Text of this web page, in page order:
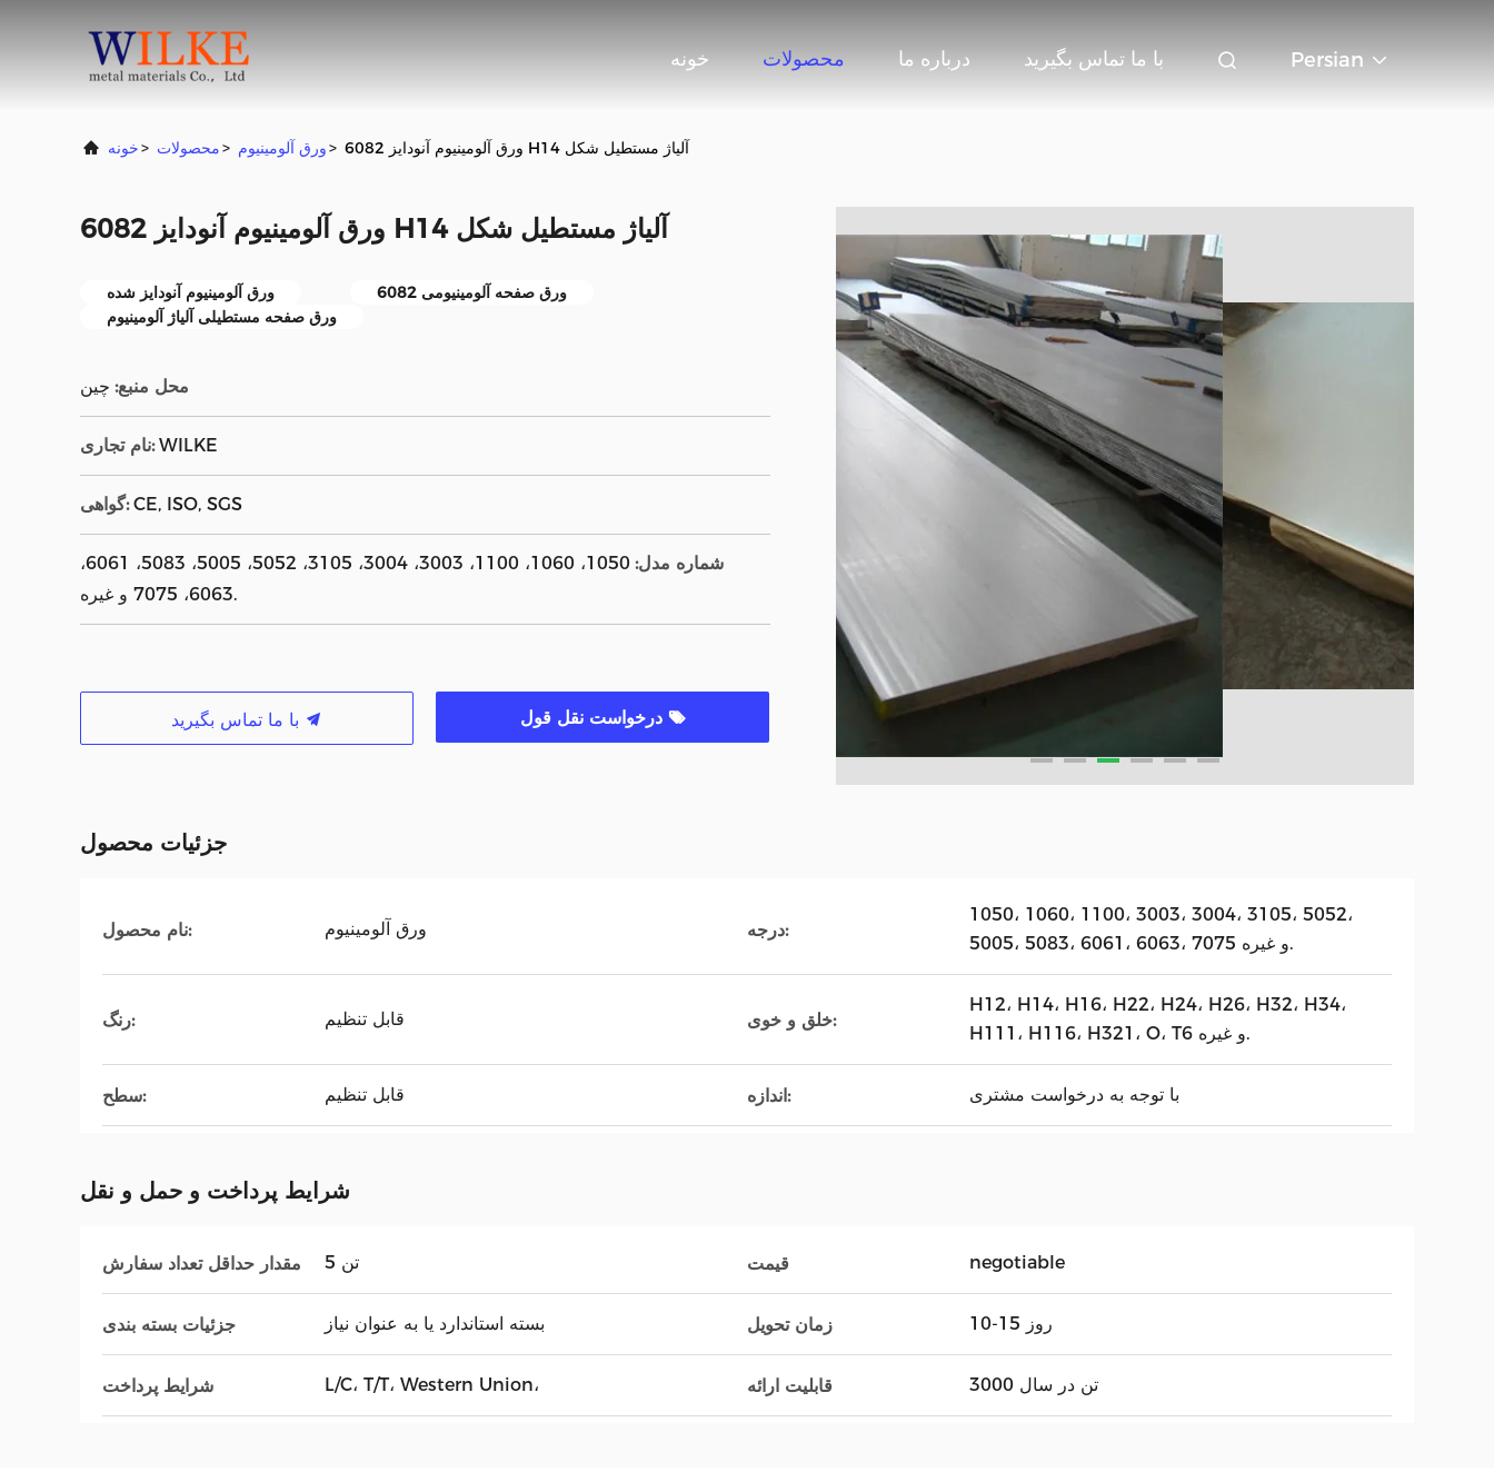
خونه محصولات درباره ما با ما تماس بگیرید Persian
خونه> محصولات> ورق آلومینیوم> ورق آلومینیوم آنودایز 6082 H14 آلیاژ مستطیل شکل
ورق آلومینیوم آنودایز 6082 H14 آلیاژ مستطیل شکل
ورق آلومینیوم آنودایز شده
ورق صفحه آلومینیومی 6082
ورق صفحه مستطیلی آلیاژ آلومینیوم
محل منبع: چین
نام تجاری: WILKE
گواهی: CE, ISO, SGS
شماره مدل:
1050، 1060، 1100، 3003، 3004، 3105، 5052، 5005، 5083، 6061،
6063، 7075 و غیره.
درخواست نقل قول
جزئیات محصول
نام محصول: ورق آلومینیوم درجه:
1050، 1060، 1100، 3003، 3004، 3105، 5052،
5005، 5083، 6061، 6063، 7075 و غیره.
رنگ: قابل تنظیم خلق و خوی:
H12، H14، H16، H22، H24، H26، H32، H34،
H111، H116، H321، O، T6 و غیره.
سطح: قابل تنظیم اندازه: با توجه به درخواست مشتری
شرایط پرداخت و حمل و نقل
مقدار حداقل تعداد سفارش 5 تن قیمت negotiable
جزئیات بسته بندی بسته استاندارد یا به عنوان نیاز زمان تحویل 10-15 روز
شرایط پرداخت L/C، T/T، Western Union، قابلیت ارائه 3000 تن در سال